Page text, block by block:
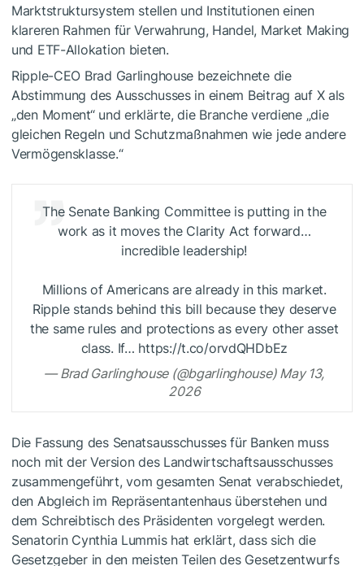
Marktstruktursystem stellen und Institutionen einen
klareren Rahmen für Verwahrung, Handel, Market Making
und ETF-Allokation bieten.
Ripple-CEO Brad Garlinghouse bezeichnete die
Abstimmung des Ausschusses in einem Beitrag auf X als
„den Moment“ und erklärte, die Branche verdiene „die
gleichen Regeln und Schutzmaßnahmen wie jede andere
Vermögensklasse.“
The Senate Banking Committee is putting in the
work as it moves the Clarity Act forward…
incredible leadership!
Millions of Americans are already in this market.
Ripple stands behind this bill because they deserve
the same rules and protections as every other asset
class. If… https://t.co/orvdQHDbEz
— Brad Garlinghouse (@bgarlinghouse) May 13,
2026
Die Fassung des Senatsausschusses für Banken muss
noch mit der Version des Landwirtschaftsausschusses
zusammengeführt, vom gesamten Senat verabschiedet,
den Abgleich im Repräsentantenhaus überstehen und
dem Schreibtisch des Präsidenten vorgelegt werden.
Senatorin Cynthia Lummis hat erklärt, dass sich die
Gesetzgeber in den meisten Teilen des Gesetzentwurfs